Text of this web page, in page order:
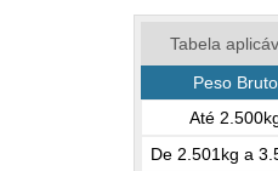
Tabela
Peso Bruto
Até
De 2.501kg a